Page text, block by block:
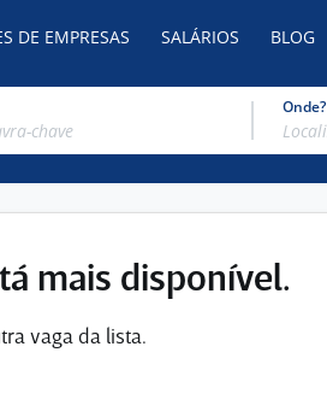
DE EMPRESAS SALÁRIOS BLOG
Onde?
mais disponível.
vaga da lista.